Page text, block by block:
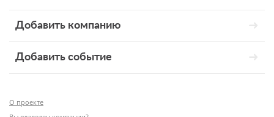
Добавить компанию
Добавить событие
О проекте